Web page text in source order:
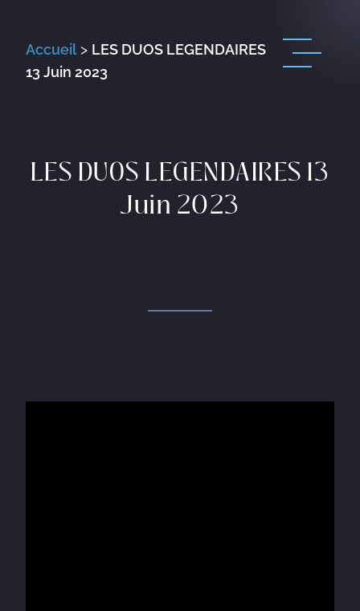
Accueil> LES DUOS LEGENDAIRES
13 Juin 2023
LES DUOS LEGENDAIRES 13
Juin 2023